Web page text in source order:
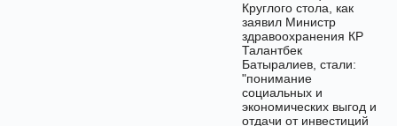
Круглого стола, как
заявил Министр
здравоохранения КР
Талантбек
Батыралиев, стали:
"понимание
социальных и
экономических выгод и
отдачи от инвестиций